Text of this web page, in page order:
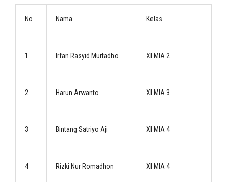
No Nama Kelas
1 Irfan Rasyid Murtadho XI MIA 2
2 Harun Arwanto XI MIA 3
3 Bintang Satriyo Aji XI MIA 4
4 Rizki Nur Romadhon XI MIA 4